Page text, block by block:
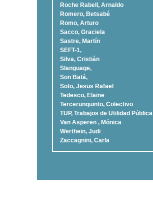
Roche Rabell, Arnaldo
Romero, Betsabé
Romo, Arturo
Sacco, Graciela
Sastre, Martí­n
SEFT-1,
Silva, Cristián
Slanguage,
Son Batá,
Soto, Jesus Rafael
Tedesco, Elaine
Tercerunquinto, Colectivo
TUP, Trabajos de Utilidad Pública
Van Asperen , Mónica
Werthein, Judi
Zaccagnini, Carla